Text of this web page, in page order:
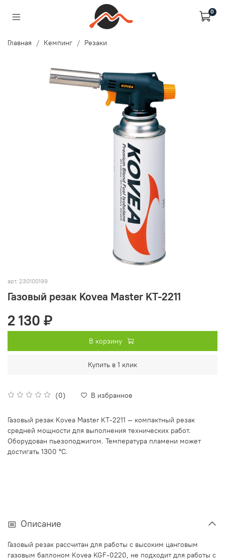
0
Главная Кемпинг Резаки
арт. 230100199
Газовый резак Kovea Master KT-2211
(0) В избранное
2 130 ₽
В корзину
Купить в 1 клик
Газовый резак Kovea Master KT-2211 — компактный резак
средней мощности для выполнения технических работ.
Оборудован пьезоподжигом. Температура пламени может
достигать 1300 °C.
Описание
Газовый резак рассчитан для работы с высоким цанговым
газовым баллоном Kovea KGF-0220, не подходит для работы с